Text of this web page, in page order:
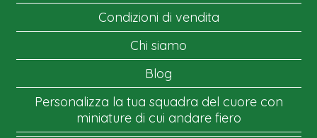
Condizioni di vendita
Chi siamo
Blog
Personalizza la tua squadra del cuore con
miniature di cui andare fiero